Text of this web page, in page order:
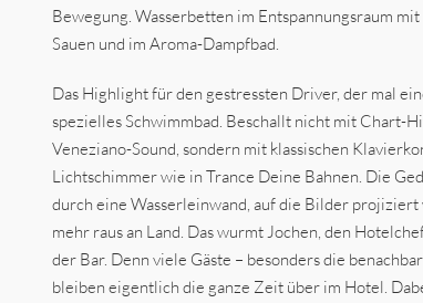
Bewegung. Wasserbetten im Entspannungsraum
Sauen und im Aroma-Dampfbad.
Das Highlight für den gestressten Driver, der mal
spezielles Schwimmbad. Beschallt nicht mit Chart-
Veneziano-Sound, sondern mit klassischen
Lichtschimmer wie in Trance Deine Bahnen. Die
durch eine Wasserleinwand, auf die Bilder
mehr raus an Land. Das wurmt Jochen, den
der Bar. Denn viele Gäste – besonders die
bleiben eigentlich die ganze Zeit über im Hotel.